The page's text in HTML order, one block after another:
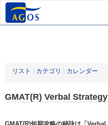
リスト カテゴリ カレンダー
GMAT(R) Verbal